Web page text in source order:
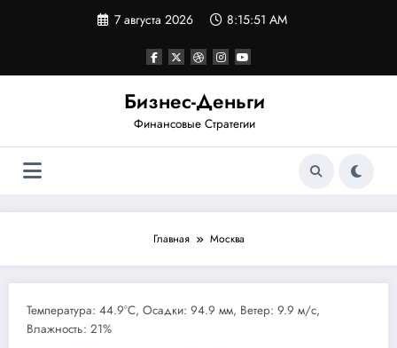
7 августа 2026 8:15:52 AM
Бизнес-Деньги
Финансовые Стратегии
Главная Москва
Температура: 44.9°C, Осадки: 94.9 мм, Ветер: 9.9 м/с,
Влажность: 21%